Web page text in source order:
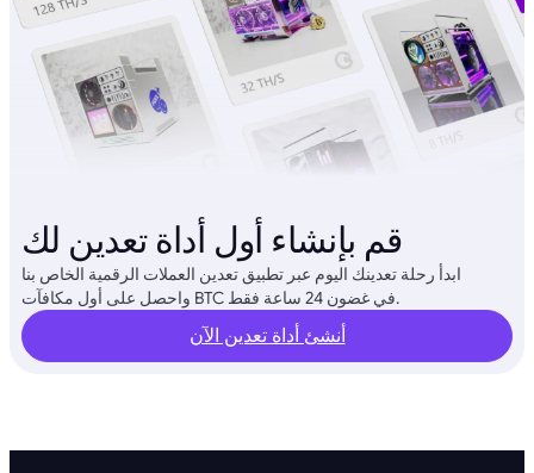
قم بإنشاء أول أداة تعدين لك
ابدأ رحلة تعدينك اليوم عبر تطبيق تعدين العملات الرقمية الخاص بنا
واحصل على أول مكافآت BTC في غضون 24 ساعة فقط.
أنشئ أداة تعدين الآن